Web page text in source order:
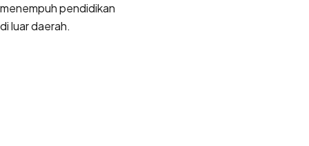
menempuh pendidikan
di luar daerah.